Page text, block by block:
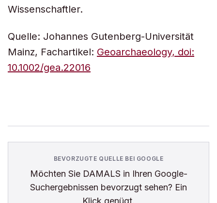
Wissenschaftler.
Quelle: Johannes Gutenberg-Universität
Mainz, Fachartikel: Geoarchaeology, doi:
10.1002/gea.22016
BEVORZUGTE QUELLE BEI GOOGLE
Möchten Sie DAMALS in Ihren Google-
Suchergebnissen bevorzugt sehen? Ein
Klick genügt.